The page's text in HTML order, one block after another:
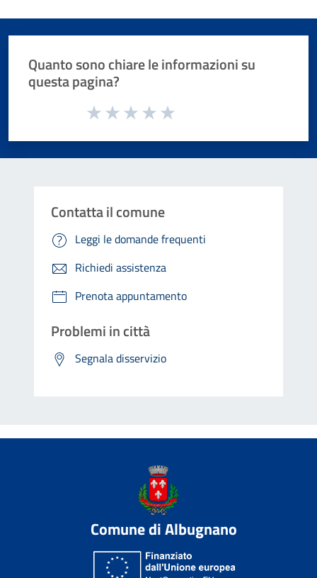
Quanto sono chiare le informazioni su
questa pagina?
Valuta da 1 a 5 stelle la pagina
Contatta il comune
Leggi le domande frequenti
Richiedi assistenza
Prenota appuntamento
Problemi in città
Segnala disservizio
Comune di Albugnano